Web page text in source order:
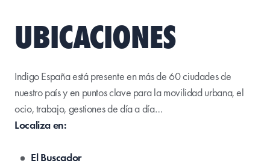
UBICACIONES
Indigo España está presente en más de 60 ciudades de
nuestro país y en puntos clave para la movilidad urbana, el
ocio, trabajo, gestiones de día a día…
Localiza en:
El Buscador